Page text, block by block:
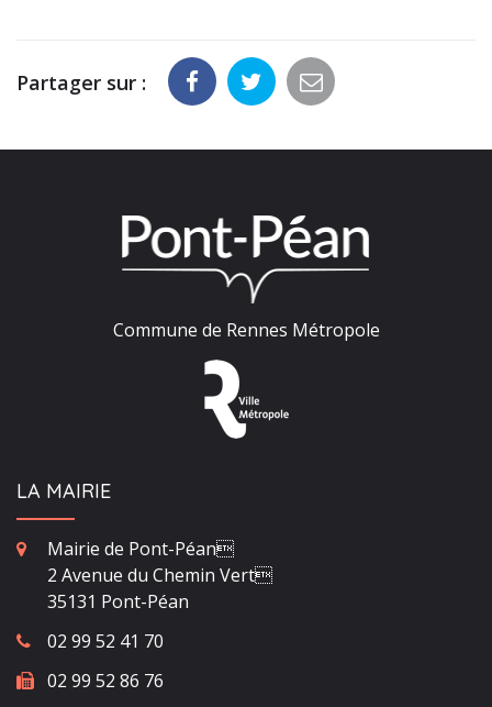
Partager sur :
Commune de Rennes Métropole
LA MAIRIE
Mairie de Pont-Péan
2 Avenue du Chemin Vert
35131 Pont-Péan
02 99 52 41 70
02 99 52 86 76